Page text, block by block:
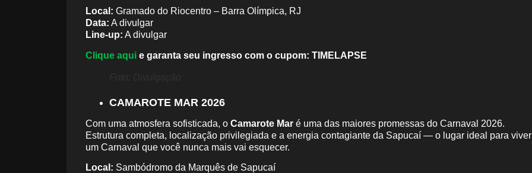
Local: Gramado do Riocentro – Barra Olímpica, RJ
Data: A divulgar
Line-up: A divulgar
Clique aqui e garanta seu ingresso com o cupom: TIMELAPSE
CAMAROTE MAR 2026
Com uma atmosfera sofisticada, o Camarote Mar é uma das maiores promessas do Carnaval 2026.
Estrutura completa, localização privilegiada e a energia contagiante da Sapucaí — o lugar ideal para viver
um Carnaval que você nunca mais vai esquecer.
Local: Sambódromo da Marquês de Sapucaí